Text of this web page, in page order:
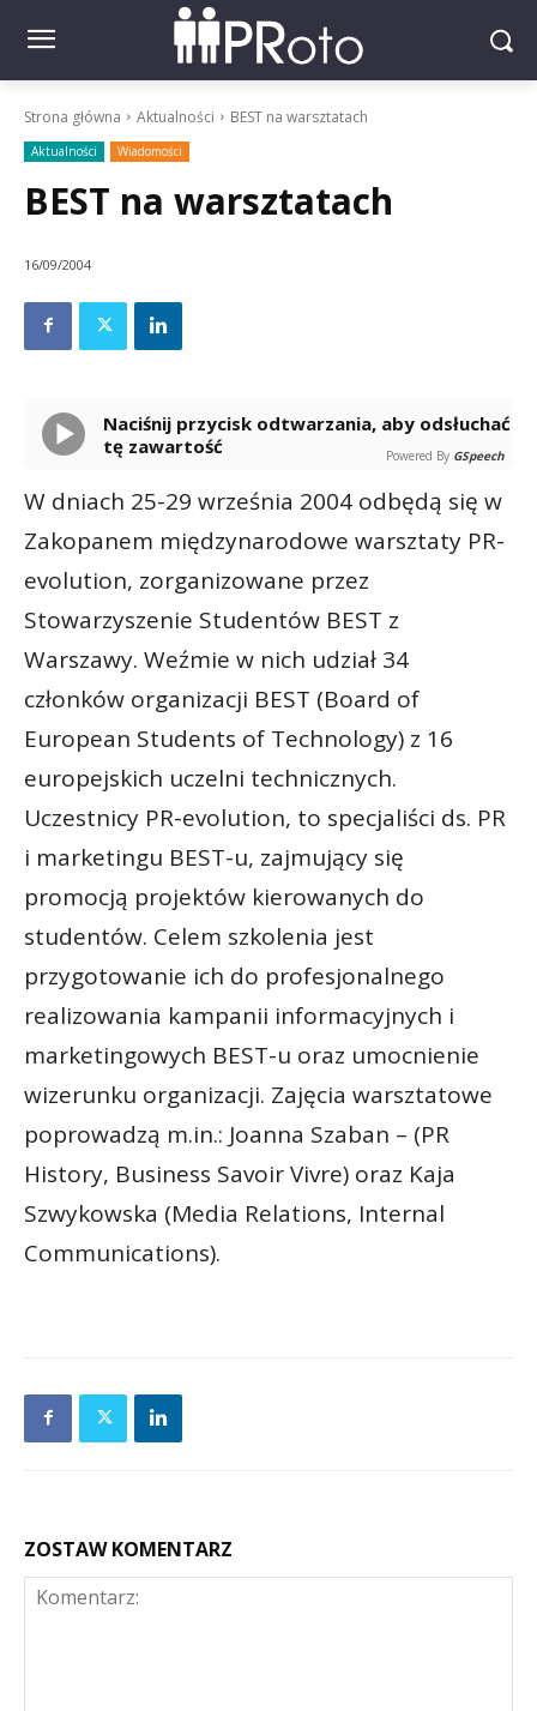
Strona główna Aktualności BEST na warsztatach
Aktualności Wiadomości
BEST na warsztatach
16/09/2004
Naciśnij przycisk odtwarzania, aby odsłuchać
tę zawartość
Powered By GSpeech
W dniach 25-29 września 2004 odbędą się w
Zakopanem międzynarodowe warsztaty PR-
evolution, zorganizowane przez
Stowarzyszenie Studentów BEST z
Warszawy. Weźmie w nich udział 34
członków organizacji BEST (Board of
European Students of Technology) z 16
europejskich uczelni technicznych.
Uczestnicy PR-evolution, to specjaliści ds. PR
i marketingu BEST-u, zajmujący się
promocją projektów kierowanych do
studentów. Celem szkolenia jest
przygotowanie ich do profesjonalnego
realizowania kampanii informacyjnych i
marketingowych BEST-u oraz umocnienie
wizerunku organizacji. Zajęcia warsztatowe
poprowadzą m.in.: Joanna Szaban – (PR
History, Business Savoir Vivre) oraz Kaja
Szwykowska (Media Relations, Internal
Communications).
ZOSTAW KOMENTARZ